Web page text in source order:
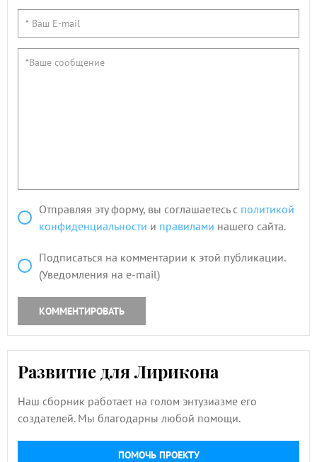
Отправляя эту форму, вы соглашаетесь с политикой
конфиденциальности и правилами нашего сайта.
Подписаться на комментарии к этой публикации.
(Уведомления на e-mail)
КОММЕНТИРОВАТЬ
Развитие для Лирикона
Наш сборник работает на голом энтузиазме его
создателей. Мы благодарны любой помощи.
ПОМОЧЬ ПРОЕКТУ